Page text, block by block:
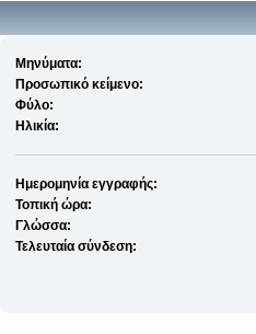
Μηνύματα:
Προσωπικό κείμενο:
Φύλο:
Ηλικία:
Ημερομηνία εγγραφής:
Τοπική ώρα:
Γλώσσα:
Τελευταία σύνδεση: